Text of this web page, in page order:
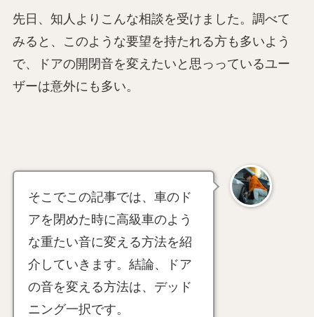
先日、知人よりこんな相談を受けました。調べて
みると、このような要望を持たれる方も多いよう
で、ドアの開閉音を変えたいと思っっているユー
ザーは意外にも多い。
そこでこの記事では、車のド
アを閉めた時に高級車のよう
な重たい音に変える方法を紹
介していきます。結論、ドア
の音を変える方法は、デッド
ニング一択です。